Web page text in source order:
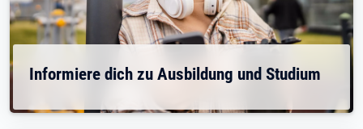
Informiere dich zu Ausbildung und Studium